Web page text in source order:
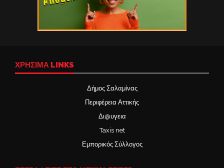
ΧΡΉΣΙΜΑ LINKS
Δήμος Σαλαμίνας
Περιφέρεια Αττικής
Δι@υγεια
Taxis net
Εμπορικός Σύλλογος